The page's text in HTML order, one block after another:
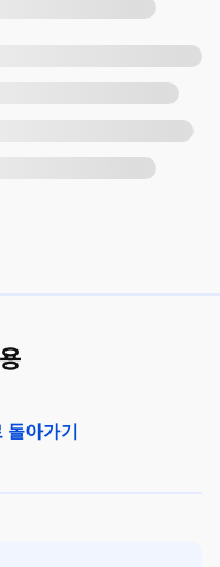
아가기